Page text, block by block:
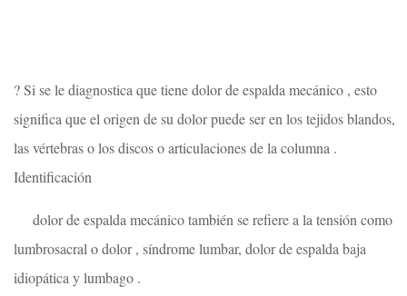
? Si se le diagnostica que tiene dolor de espalda mecánico , esto
significa que el origen de su dolor puede ser en los tejidos blandos,
las vértebras o los discos o articulaciones de la columna .
Identificación
dolor de espalda mecánico también se refiere a la tensión como
lumbrosacral o dolor , síndrome lumbar, dolor de espalda baja
idiopática y lumbago .